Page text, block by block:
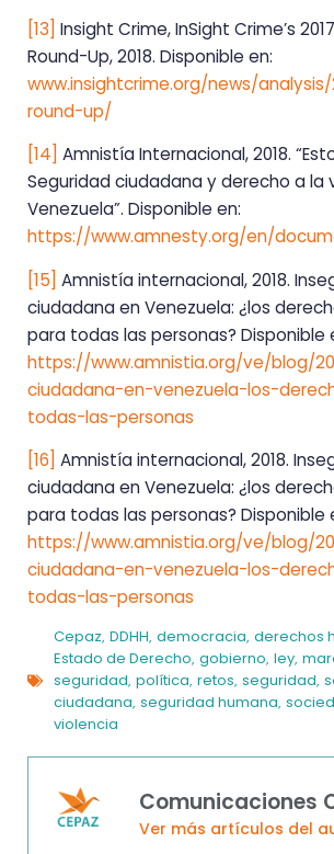
[13] Insight Crime, InSight Crime’s
Round-Up, 2018. Disponible en:
www.insightcrime.org/news/
round-up/
[14] Amnistía Internacional, 2018.
Seguridad ciudadana y derecho a la
Venezuela”. Disponible en:
https://www.amnesty.org/en/
[15] Amnistía internacional, 2018.
ciudadana en Venezuela: ¿los
para todas las personas? Disponible
https://www.amnistia.org/ve/blog/
ciudadana-en-venezuela-los-
todas-las-personas
[16] Amnistía internacional, 2018.
ciudadana en Venezuela: ¿los
para todas las personas? Disponible
https://www.amnistia.org/ve/blog/
ciudadana-en-venezuela-los-
todas-las-personas
Cepaz, DDHH, democracia, derechos
Estado de Derecho, gobierno, ley,
seguridad, política, retos, seguridad,
ciudadana, seguridad humana,
violencia
Comunicaciones
Ver más artículos del